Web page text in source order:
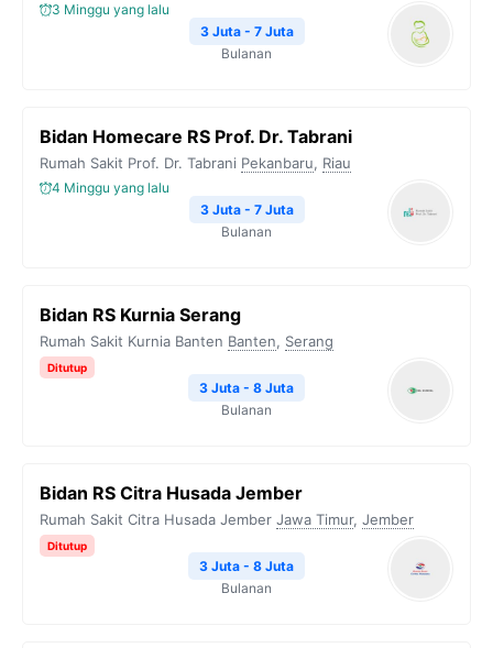
3 Minggu yang lalu
3 Juta - 7 Juta
Bulanan
Bidan Homecare RS Prof. Dr. Tabrani
Rumah Sakit Prof. Dr. Tabrani Pekanbaru, Riau
4 Minggu yang lalu
3 Juta - 7 Juta
Bulanan
Bidan RS Kurnia Serang
Rumah Sakit Kurnia Banten Banten, Serang
Ditutup
3 Juta - 8 Juta
Bulanan
Bidan RS Citra Husada Jember
Rumah Sakit Citra Husada Jember Jawa Timur, Jember
Ditutup
3 Juta - 8 Juta
Bulanan